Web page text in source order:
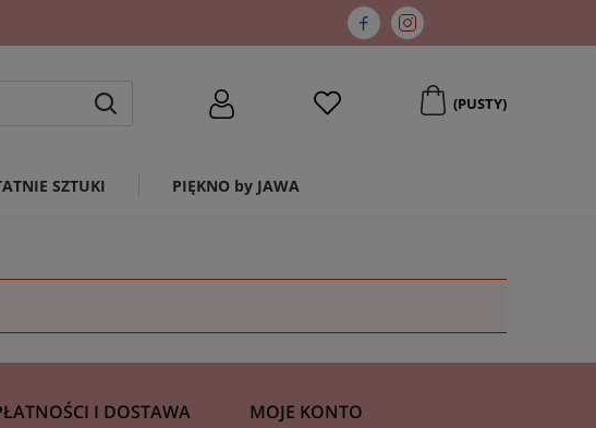
(PUSTY)
SZTUKI PIĘKNO by JAWA
I DOSTAWA MOJE KONTO